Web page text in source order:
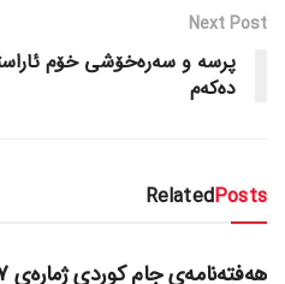
Next Post
پرسه‌ و سه‌ره‌خۆشی خۆم
ده‌که‌م
RelatedPosts
دسته‌بندی نشده
هەفتەنامەی جام کوردی ژمارەی 427